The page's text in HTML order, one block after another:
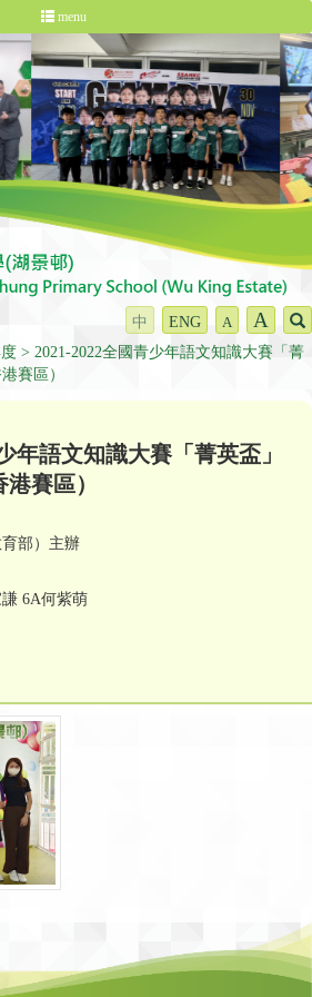
menu
中 ENG A A
2021-2022全國青少年語文知識大賽「菁
賽區）
年語文知識大賽「菁英盃」
賽區）
部）主辦
6A何紫萌